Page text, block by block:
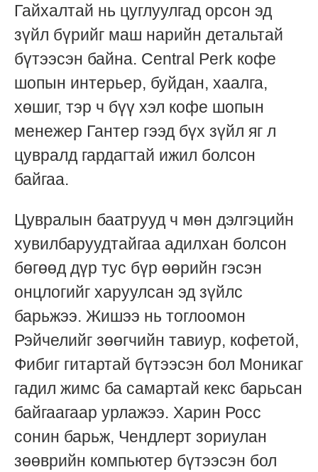
Гайхалтай нь цуглуулгад орсон эд
зүйл бүрийг маш нарийн детальтай
бүтээсэн байна. Central Perk кофе
шопын интерьер, буйдан, хаалга,
хөшиг, тэр ч бүү хэл кофе шопын
менежер Гантер гээд бүх зүйл яг л
цувралд гардагтай ижил болсон
байгаа.
Цувралын баатрууд ч мөн дэлгэцийн
хувилбаруудтайгаа адилхан болсон
бөгөөд дүр тус бүр өөрийн гэсэн
онцлогийг харуулсан эд зүйлс
барьжээ. Жишээ нь тоглоомон
Рэйчелийг зөөгчийн тавиур, кофетой,
Фибиг гитартай бүтээсэн бол Моникаг
гадил жимс ба самартай кекс барьсан
байгаагаар урлажээ. Харин Росс
сонин барьж, Чендлерт зориулан
зөөврийн компьютер бүтээсэн бол